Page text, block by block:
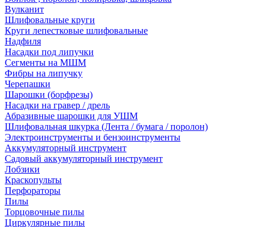
Вулканит
Шлифовальные круги
Круги лепестковые шлифовальные
Надфиля
Насадки под липучки
Сегменты на МШМ
Фибры на липучку
Черепашки
Шарошки (борфрезы)
Насадки на гравер / дрель
Абразивные шарошки для УШМ
Шлифовальная шкурка (Лента / бумага / поролон)
Электроинструменты и бензоинструменты
Аккумуляторный инструмент
Садовый аккумуляторный инструмент
Лобзики
Краскопульты
Перфораторы
Пилы
Торцовочные пилы
Циркулярные пилы